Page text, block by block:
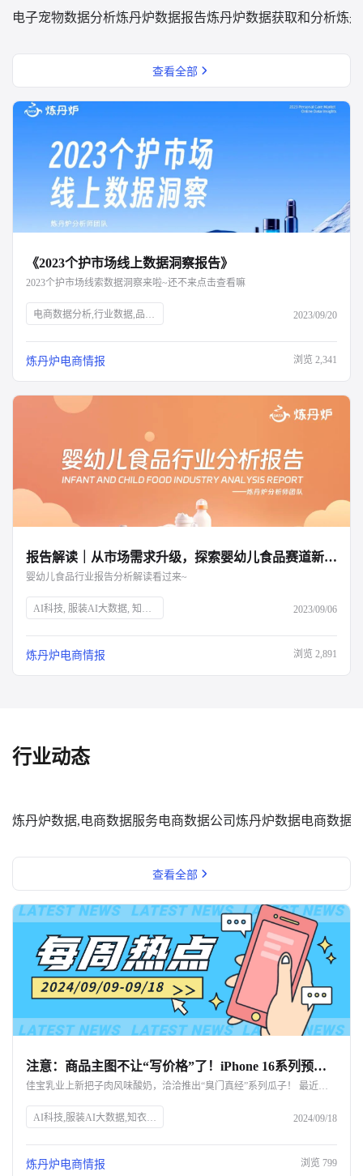
电子宠物数据分析炼丹炉数据报告炼丹炉数据获取和分析炼
查看全部
《2023个护市场线上数据洞察报告》
2023个护市场线索数据洞察来啦~还不来点击查看嘛
电商数据分析,行业数据,品牌数据,店铺数据,商品数据,炼丹炉,个护市场,口腔护理,身体护理,消费者需求,新锐国货,电商平台,抖音,小红书,气味经济,新媒体营销,全渠道布局,消费洞察,产品升级,细分市场 2023/09/20
炼丹炉电商情报 浏览 2,341
报告解读｜从市场需求升级，探索婴幼儿食品赛道新增量
婴幼儿食品行业报告分析解读看过来~
AI科技, 服装AI大数据, 知衣科技, 母婴市场, 婴幼儿食品, 育儿趋势, 二三胎政策, 效率育儿, 婴幼儿营养品, 特殊配方奶粉, 乳铁蛋白, 雀巢, 超启能恩, 水解蛋白, 市场分析, 消费升级 2023/09/06
炼丹炉电商情报 浏览 2,891
行业动态
炼丹炉数据,电商数据服务电商数据公司炼丹炉数据电商数据
查看全部
注意：商品主图不让“写价格”了！iPhone 16系列预售战绩出炉｜一周热点
佳宝乳业上新把子肉风味酸奶，洽洽推出“臭门真经”系列瓜子！ 最近消费圈还发生了哪些新鲜事？
AI科技,服装AI大数据,知衣科技,SEO优化,天猫双11新规,商品主图价格限制,淘工厂星厂牌计划,微信抖音电商入口,抖音CORE经营方法论,小红书中小商家增长,0添加生活方式,中秋节消费趋势,2024全球美护趋势报告,iPhone 16预售记录,TAKAMI关闭天猫旗舰店,青少年护肤市场,雀巢出售欧莱雅股份,李子园销售下滑,佳宝乳业新品,洽洽新口味瓜子 2024/09/18
炼丹炉电商情报 浏览 799